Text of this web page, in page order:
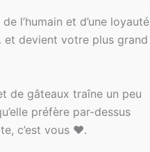
l’humain et d’une loyauté
et devient votre plus grand
de gâteaux traîne un peu
préfère par-dessus
c’est vous ❤️.